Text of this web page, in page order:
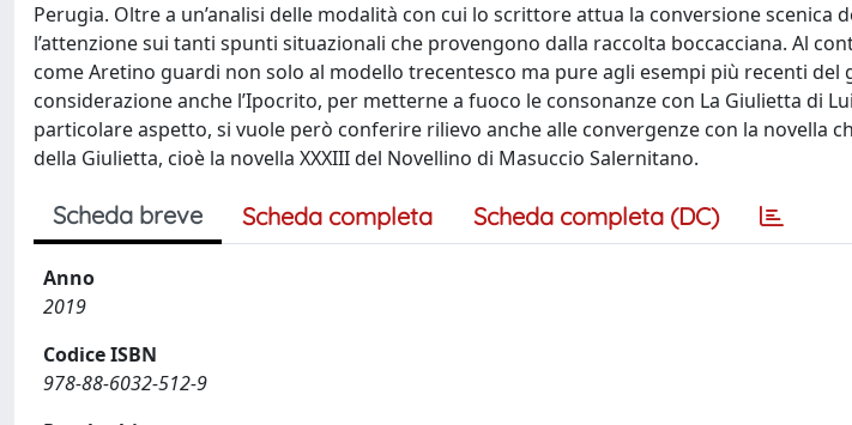
Perugia. Oltre a un’analisi delle modalità con cui lo scrittore attua la conversione scenica
l’attenzione sui tanti spunti situazionali che provengono dalla raccolta boccacciana. Al
come Aretino guardi non solo al modello trecentesco ma pure agli esempi più recenti del
considerazione anche l’Ipocrito, per metterne a fuoco le consonanze con La Giulietta di
particolare aspetto, si vuole però conferire rilievo anche alle convergenze con la novella
della Giulietta, cioè la novella XXXIII del Novellino di Masuccio Salernitano.
Scheda breve Scheda completa Scheda completa (DC)
Anno
2019
Codice ISBN
978-88-6032-512-9